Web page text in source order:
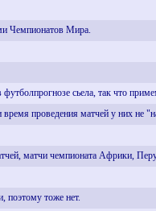
Чемпионатов Мира.
сьела, так что
проведения матчей у них не
матчи чемпионата Африки,
тоже нет.